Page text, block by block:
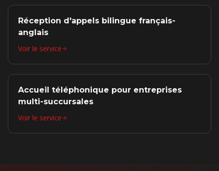
Réception d'appels bilingue français-
anglais
Voir le service
Accueil téléphonique pour entreprises
multi-succursales
Voir le service